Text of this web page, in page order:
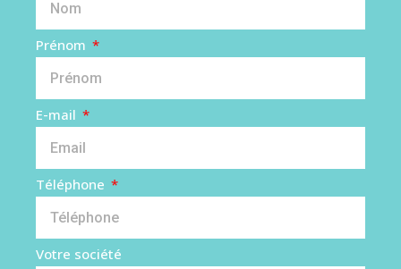
Prénom
E-mail
Téléphone
Votre société